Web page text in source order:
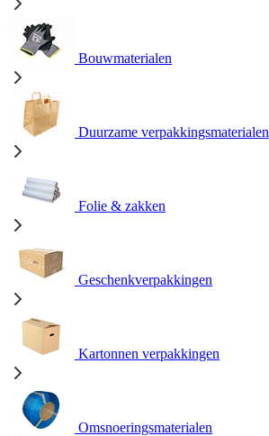
Bouwmaterialen
Duurzame verpakkingsmaterialen
Folie & zakken
Geschenkverpakkingen
Kartonnen verpakkingen
Omsnoeringsmaterialen